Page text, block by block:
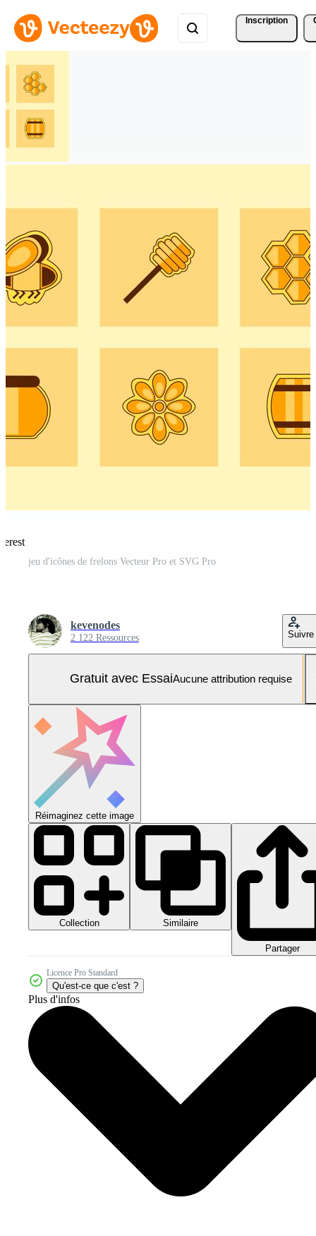
Inscription
jeu d'icônes de frelons Vecteur Pro et SVG Pro
kevenodes
2 122 Ressources Suivre
Gratuit avec EssaiAucune attribution requise
Réimaginez cette image
Collection Similaire
Partager
Licence Pro Standard
Qu'est-ce que c'est ?
Plus d'infos